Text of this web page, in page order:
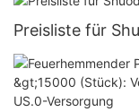
Preisliste für